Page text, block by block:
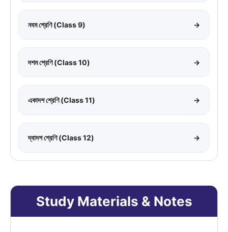
নবম শ্রেণি (Class 9) →
দশম শ্রেণি (Class 10) →
একাদশ শ্রেণি (Class 11) →
দ্বাদশ শ্রেণি (Class 12) →
Study Materials & Notes